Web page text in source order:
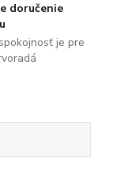
doručenie
je pre